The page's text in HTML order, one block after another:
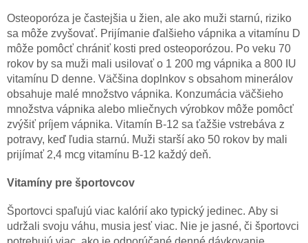
Osteoporóza je častejšia u žien, ale ako muži starnú, riziko
sa môže zvyšovať. Prijímanie ďalšieho vápnika a vitamínu D
môže pomôcť chrániť kosti pred osteoporózou. Po veku 70
rokov by sa muži mali usilovať o 1 200 mg vápnika a 800 IU
vitamínu D denne. Väčšina doplnkov s obsahom minerálov
obsahuje malé množstvo vápnika. Konzumácia väčšieho
množstva vápnika alebo mliečnych výrobkov môže pomôcť
zvýšiť príjem vápnika. Vitamín B-12 sa ťažšie vstrebáva z
potravy, keď ľudia starnú. Muži starší ako 50 rokov by mali
prijímať 2,4 mcg vitamínu B-12 každý deň.
Vitamíny pre športovcov
Športovci spaľujú viac kalórií ako typický jedinec. Aby si
udržali svoju váhu, musia jesť viac. Nie je jasné, či športovci